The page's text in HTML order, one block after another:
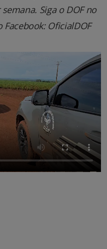
Siga o DOF no
OficialDOF